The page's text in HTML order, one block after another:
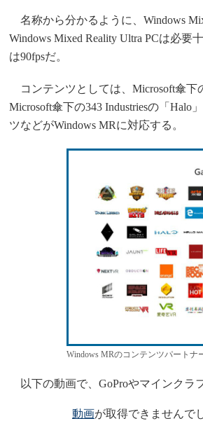
名称から分かるように、Windows
Windows Mixed Reality Ultra PCは必
は90fpsだ。
コンテンツとしては、Microsoft傘下
Microsoft傘下の343 Industriesの「Halo
ツなどがWindows MRに対応する。
Windows MRのコンテンツパートナ
以下の動画で、GoProやマインクラ
動画が取得できませんで